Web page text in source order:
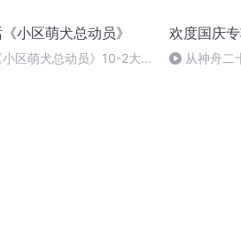
小区萌犬总动员》
小区萌犬总动员》10-2大
欢度国庆
从神舟二